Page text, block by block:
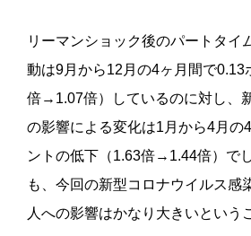
リーマンショック後のパートタイ
動は9月から12月の4ヶ月間で0.13
倍→1.07倍）しているのに対し、
の影響による変化は1月から4月の4
ントの低下（1.63倍→1.44倍） で
も、今回の新型コロナウイルス感
人への影響はかなり大きいという